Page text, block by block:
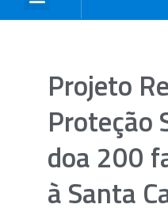
Projeto
Proteção
doa 200
à Santa